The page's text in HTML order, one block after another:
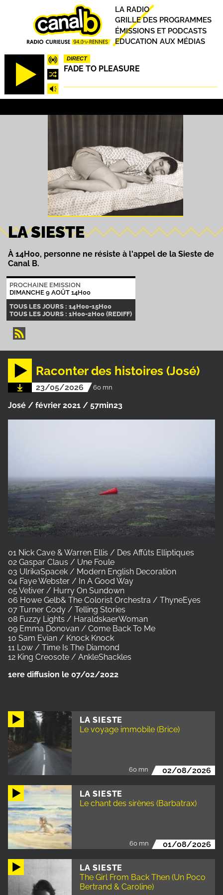
DIRECT
FADE TO PLEASURE
Principal
LA RADIO
GRILLE DES PROGRAMMES
ÉMISSIONS ET PODCASTS
EDUCATION AUX MÉDIAS
LA SIESTE
À 14H00, personne ne résiste à l'appel de la Sieste de
Canal B.
PROCHAINE EMISSION
DIMANCHE 9 AOÛT 14H00
TOUS LES JOURS : 14H00-15H00
TOUS LES JOURS : 1H00-2H00 (REDIFF)
LA SIESTE
Le voyage immobile (Brice)
60 mn 02/08/2026
LA SIESTE
Le chant des sirènes (Barbatrax)
60 mn 01/08/2026
LA SIESTE
The Girl From Back Then (Un Poco
Bertrand & Caroline)
Raconter des histoires (José)
23/05/2026 60 mn
José / février 2021 / 57min23
01 Nick Cave & Warren Ellis / Des Affûts Elliptiques
02 Gaspar Claus / Une Foule
03 UlrikaSpacek / Modern English Decoration
04 Faye Webster / In A Good Way
05 Vetiver / Hurry On Sundown
06 Howe Gelb& The Colorist Orchestra / ThyneEyes
07 Turner Cody / Telling Stories
08 Fuzzy Lights / HaraldskaerWoman
09 Emma Donovan / Come Back To Me
10 Sam Evian / Knock Knock
11 Low / Time Is The Diamond
12 King Creosote / AnkleShackles
1ere diffusion le 07/02/2022